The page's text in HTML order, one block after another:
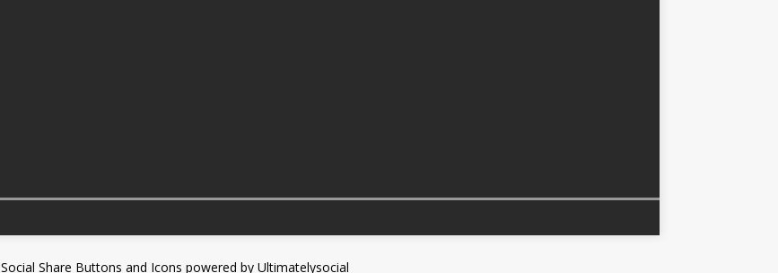
Social Share Buttons and Icons powered by Ultimatelysocial